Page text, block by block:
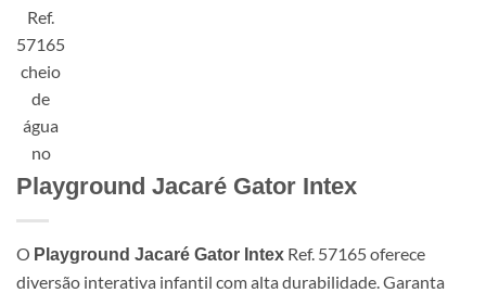
Playground Jacaré Gator Intex
O Playground Jacaré Gator Intex Ref. 57165 oferece
diversão interativa infantil com alta durabilidade. Garanta